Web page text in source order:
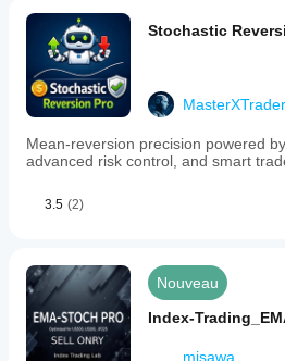
Stochastic
MasterXTrader
Mean-reversion precision powered
advanced risk control, and smart
3.5 (2)
Nouveau
Index-
misawa